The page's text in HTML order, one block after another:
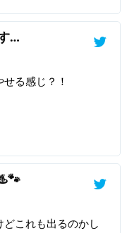
…
る感じ？！
これも出るのかし